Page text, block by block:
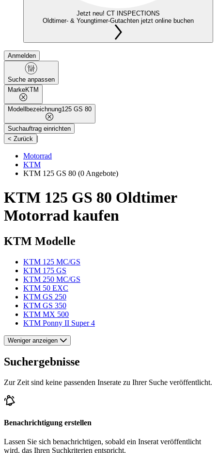
Jetzt neu! CT INSPECTIONS
Oldtimer- & Youngtimer-Gutachten jetzt online buchen
Anmelden
Suche anpassen
MarkeKTM
Modellbezeichnung125 GS 80
Suchauftrag einrichten
< Zurück |
Motorrad
KTM
KTM 125 GS 80 (0 Angebote)
KTM 125 GS 80 Oldtimer
Motorrad kaufen
KTM Modelle
KTM 125 MC/GS
KTM 175 GS
KTM 250 MC/GS
KTM 50 EXC
KTM GS 250
KTM GS 350
KTM MX 500
KTM Ponny II Super 4
Weniger anzeigen
Suchergebnisse
Zur Zeit sind keine passenden Inserate zu Ihrer Suche veröffentlicht.
Benachrichtigung erstellen
Lassen Sie sich benachrichtigen, sobald ein Inserat veröffentlicht
wird, das Ihren Suchkriterien entspricht.